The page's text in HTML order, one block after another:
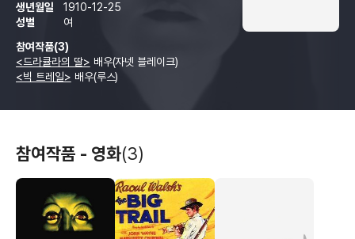
생년월일
1910-12-25
성별
여
참여작품(3)
<드라큘라의 딸> 배우(자넷 블레이크)
<빅 트레일> 배우(루스)
참여작품 - 영화(3)